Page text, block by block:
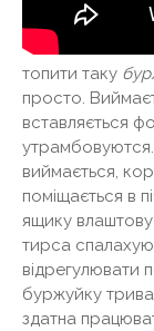
топити таку
просто.
вставляється
виймається,
поміщається в
ящику
тирса
відрегулювати
буржуйку
здатна